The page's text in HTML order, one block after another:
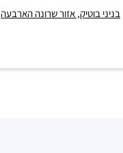
בניני בוטיק, אזור שרונה הארבעה